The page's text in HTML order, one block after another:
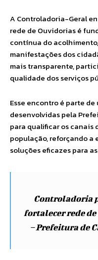
A Controladoria-Geral
rede de Ouvidorias é
contínua do
manifestações dos
mais transparente,
qualidade dos serviços
Esse encontro é parte
desenvolvidas pela
para qualificar os canais
população, reforçando a
soluções eficazes para
Controladoria
fortalecer rede
– Prefeitura de